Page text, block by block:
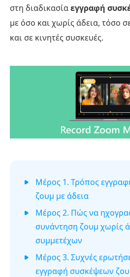
στη διαδικασίαεγγραφή
με όσο και χωρίς άδεια, τόσο
και σε κινητές συσκευές.
Μέρος 1. Τρόπος
ζουμ με άδεια
Μέρος 2. Πώς να
συνάντηση ζουμ χωρίς
συμμετέχων
Μέρος 3. Συχνές
εγγραφή συσκέψεων